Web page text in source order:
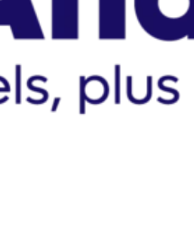
– Avocat – Audit